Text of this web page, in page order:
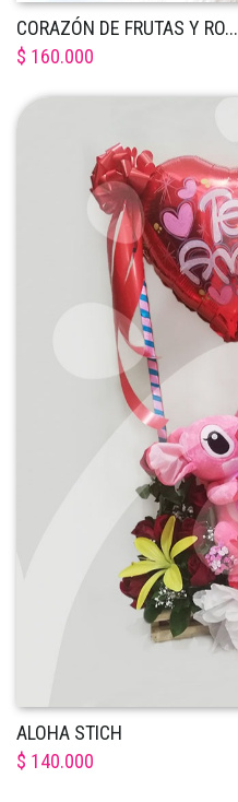
CORAZÓN DE FRUTAS Y RO...
$ 160.000
ALOHA STICH
$ 140.000